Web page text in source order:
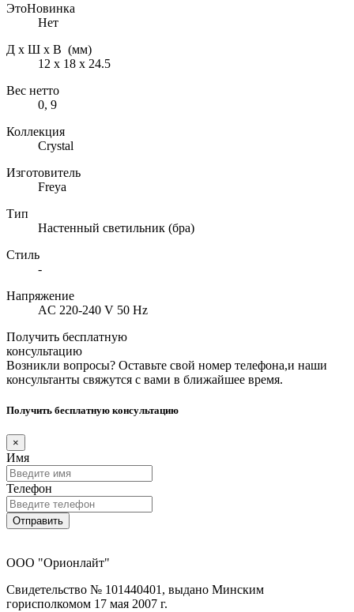
ЭтоНовинка
Нет
Д х Ш х В (мм)
12 х 18 х 24.5
Вес нетто
0, 9
Коллекция
Crystal
Изготовитель
Freya
Тип
Настенный светильник (бра)
Стиль
-
Напряжение
AC 220-240 V 50 Hz
Получить бесплатную
консультацию
Возникли вопросы? Оставьте свой номер телефона,и наши
консультанты свяжутся с вами в ближайшее время.
Получить бесплатную консультацию
×
Имя
Телефон
Отправить
ООО "Орионлайт"
Свидетельство № 101440401, выдано Минским
горисполкомом 17 мая 2007 г.